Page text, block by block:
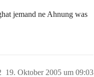
jemand ne Ahnung was
19. Oktober 2005 um 09:03